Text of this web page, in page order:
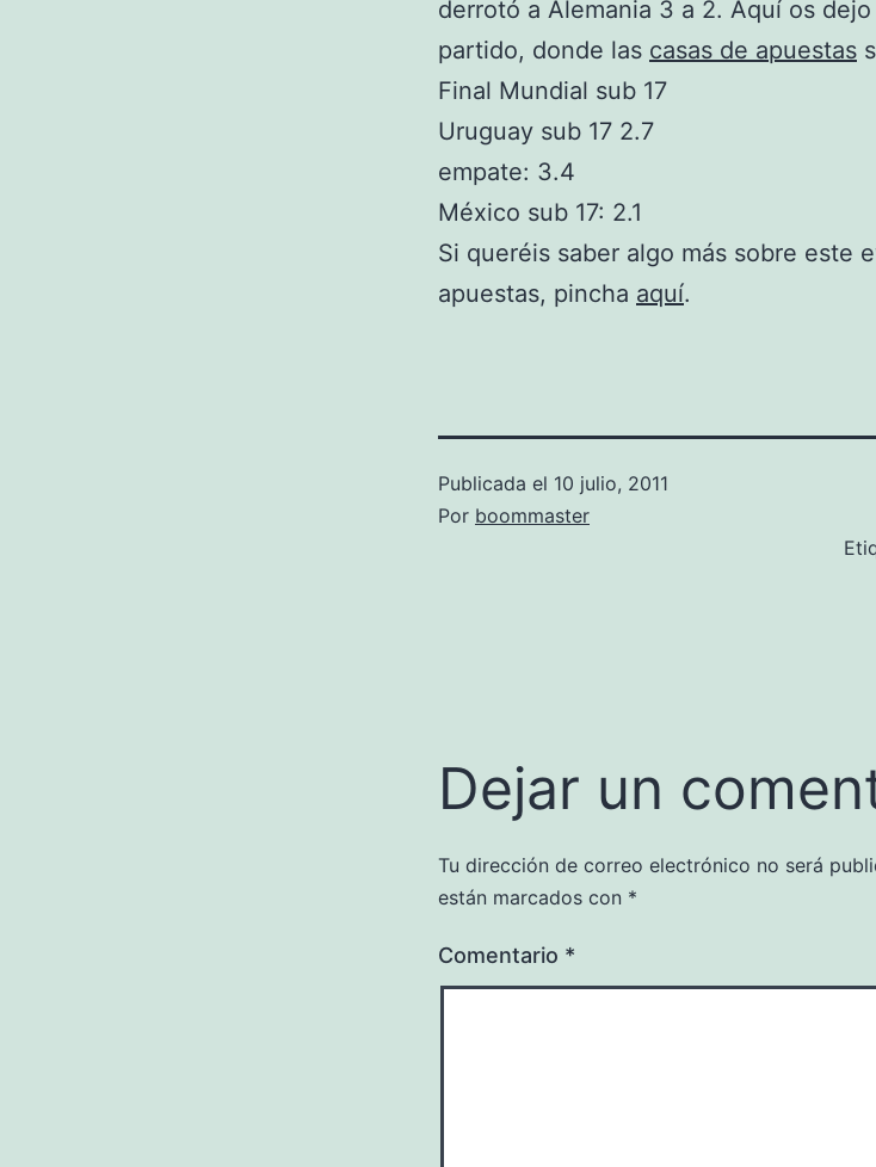
derrotó a Alemania 3 a 2. Aquí os
partido, donde las casas de apuestas
Final Mundial sub 17
Uruguay sub 17 2.7
empate: 3.4
México sub 17: 2.1
Si queréis saber algo más sobre este
apuestas, pincha aquí.
Publicada el 10 julio, 2011
Por boommaster
Dejar un
Tu dirección de correo electrónico no será
están marcados con *
Comentario *